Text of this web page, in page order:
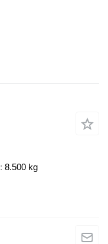
8.500 kg